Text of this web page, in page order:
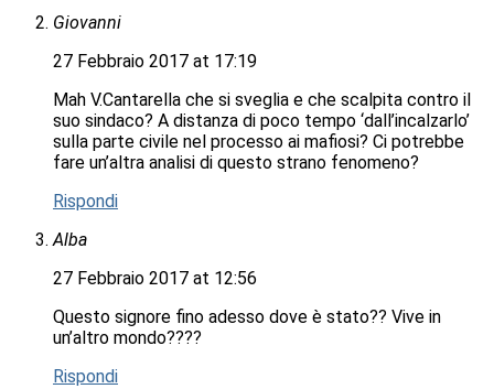
Giovanni
27 Febbraio 2017 at 17:19
Mah V.Cantarella che si sveglia e che scalpita contro il
suo sindaco? A distanza di poco tempo ‘dall’incalzarlo’
sulla parte civile nel processo ai mafiosi? Ci potrebbe
fare un’altra analisi di questo strano fenomeno?
Rispondi
Alba
27 Febbraio 2017 at 12:56
Questo signore fino adesso dove è stato?? Vive in
un’altro mondo????
Rispondi